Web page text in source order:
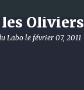
les Oliviers
Labo le février 07, 2011